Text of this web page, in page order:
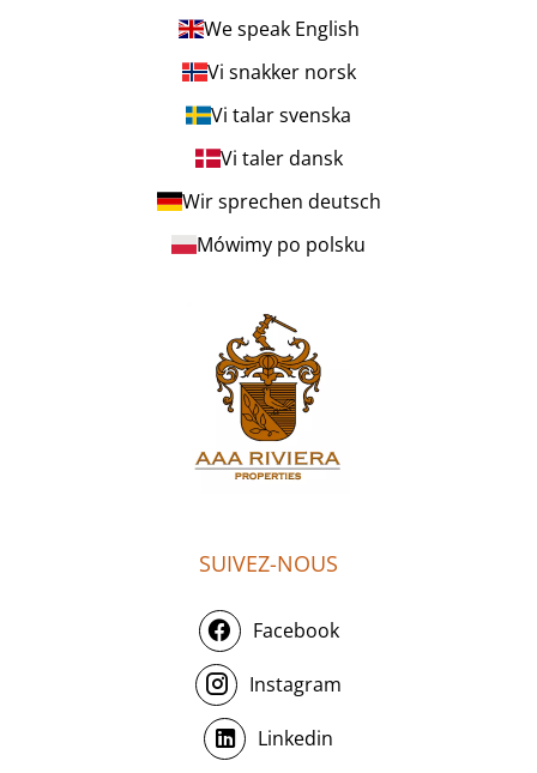
We speak English
Vi snakker norsk
Vi talar svenska
Vi taler dansk
Wir sprechen deutsch
Mówimy po polsku
SUIVEZ-NOUS
Facebook
Instagram
Linkedin